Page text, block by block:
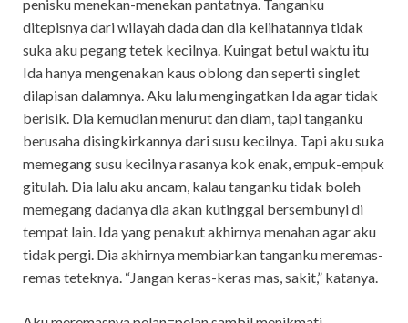
penisku menekan-menekan pantatnya. Tanganku
ditepisnya dari wilayah dada dan dia kelihatannya tidak
suka aku pegang tetek kecilnya. Kuingat betul waktu itu
Ida hanya mengenakan kaus oblong dan seperti singlet
dilapisan dalamnya. Aku lalu mengingatkan Ida agar tidak
berisik. Dia kemudian menurut dan diam, tapi tanganku
berusaha disingkirkannya dari susu kecilnya. Tapi aku suka
memegang susu kecilnya rasanya kok enak, empuk-empuk
gitulah. Dia lalu aku ancam, kalau tanganku tidak boleh
memegang dadanya dia akan kutinggal bersembunyi di
tempat lain. Ida yang penakut akhirnya menahan agar aku
tidak pergi. Dia akhirnya membiarkan tanganku meremas-
remas teteknya. “Jangan keras-keras mas, sakit,” katanya.